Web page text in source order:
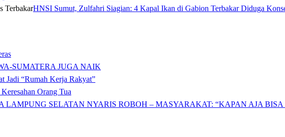
HNSI Sumut, Zulfahri Siagian: 4 Kapal Ikan di Gabion Terbakar Diduga
SUMATERA JUGA NAIK
Jadi “Rumah Kerja Rakyat”
Orang Tua
SELATAN NYARIS ROBOH – MASYARAKAT: “KAPAN AJA BISA